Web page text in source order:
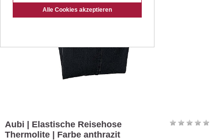
Aubi | Elastische Reisehose
Thermolite | Farbe anthrazit
Alle Cookies akzeptieren